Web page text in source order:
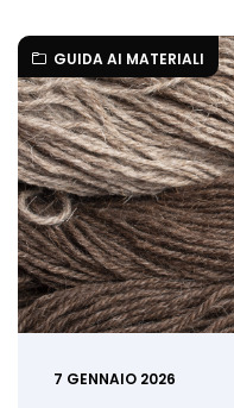
GUIDA AI MATERIALI
7 GENNAIO 2026